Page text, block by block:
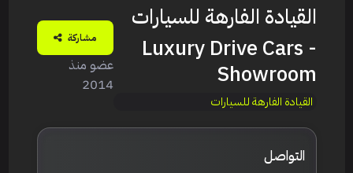
القيادة الفارهة للسيارات
- Luxury Drive Cars
Showroom
القيادة الفارهة للسيارات
مشاركة
عضو منذ
2014
التواصل